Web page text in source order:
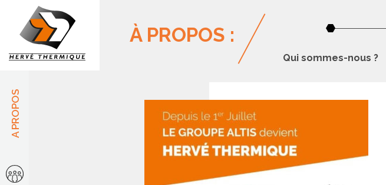
A PROPOS
À PROPOS :
Qui sommes-nous ?
Panneau de gestion des cookies